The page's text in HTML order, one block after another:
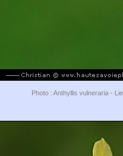
Photo : Anthyllis vulneraria -